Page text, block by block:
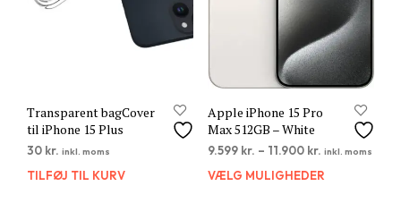
Transparent bagCover
til iPhone 15 Plus
30 kr. inkl. moms
TILFØJ TIL KURV
Apple iPhone 15 Pro
Max 512GB – White
9.599 kr. – 11.900 kr. inkl. moms
VÆLG MULIGHEDER